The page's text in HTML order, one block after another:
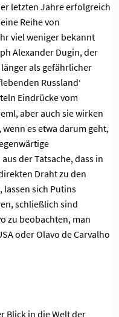
letzten Jahre erfolgreich
Reihe von
viel weniger bekannt
Alexander Dugin, der
als gefährlicher
Russland‘
Eindrücke vom
aber auch sie wirken
es etwa darum geht,
der Tatsache, dass in
Draht zu den
lassen sich Putins
schließlich sind
zu beobachten, man
oder Olavo de Carvalho
Blick in die Welt der